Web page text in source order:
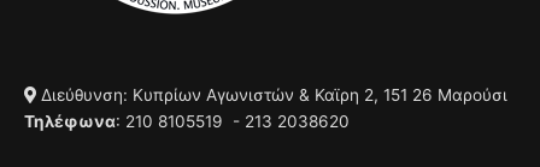
Διεύθυνση: Κυπρίων Αγωνιστών & Καϊρη 2, 151 26 Μαρούσι
Τηλέφωνα: 210 8105519 - 213 2038620